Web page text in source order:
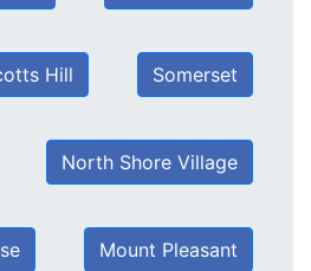
Somerset
Hill
North Shore Village
Mount Pleasant